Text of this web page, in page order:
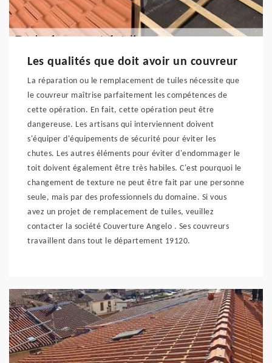
Les qualités que doit avoir un couvreur
La réparation ou le remplacement de tuiles nécessite que
le couvreur maîtrise parfaitement les compétences de
cette opération. En fait, cette opération peut être
dangereuse. Les artisans qui interviennent doivent
s'équiper d'équipements de sécurité pour éviter les
chutes. Les autres éléments pour éviter d'endommager le
toit doivent également être très habiles. C'est pourquoi le
changement de texture ne peut être fait par une personne
seule, mais par des professionnels du domaine. Si vous
avez un projet de remplacement de tuiles, veuillez
contacter la société Couverture Angelo . Ses couvreurs
travaillent dans tout le département 19120.